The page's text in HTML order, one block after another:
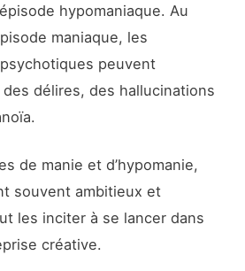
hypomaniaque. Au
maniaque, les
peuvent
délires, des hallucinations
de manie et d’hypomanie,
souvent ambitieux et
les inciter à se lancer dans
créative.